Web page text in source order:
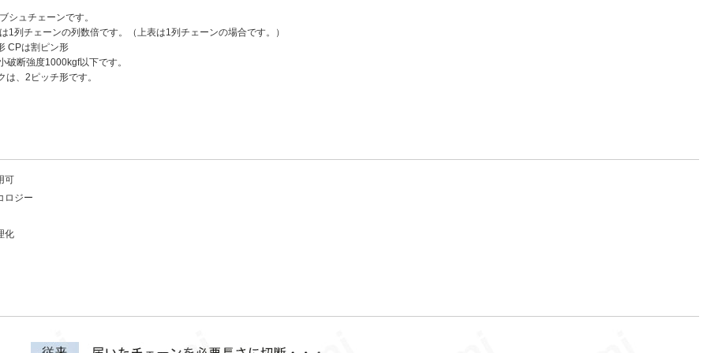
シュチェーンです。
1列チェーンの列数倍です。（上表は1列チェーンの場合です。）
CPは割ピン形
破断強度1000kgf以下です。
、2ピッチ形です。
可
ロジー
化